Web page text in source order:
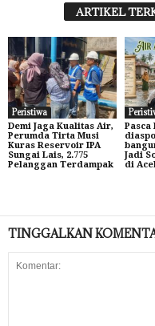
ARTIKEL
Peristiwa
Demi Jaga Kualitas Air,
Perumda Tirta Musi
Kuras Reservoir IPA
Sungai Lais, 2.775
Pelanggan Terdampak
Pasca
Jadi
di
TINGGALKAN